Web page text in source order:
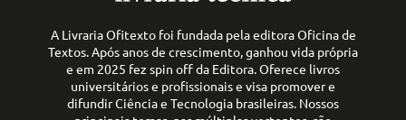
A Livraria Ofitexto foi fundada pela editora Oficina de
Textos. Após anos de crescimento, ganhou vida própria
e em 2025 fez spin off da Editora. Oferece livros
universitários e profissionais e visa promover e
difundir Ciência e Tecnologia brasileiras. Nossos